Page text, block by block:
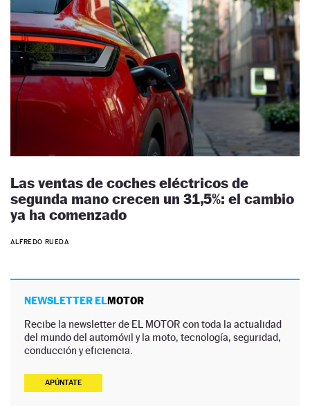
Las ventas de coches eléctricos de
segunda mano crecen un 31,5%: el cambio
ya ha comenzado
ALFREDO RUEDA
NEWSLETTER ELMOTOR
Recibe la newsletter de EL MOTOR con toda la actualidad
del mundo del automóvil y la moto, tecnología, seguridad,
conducción y eficiencia.
APÚNTATE